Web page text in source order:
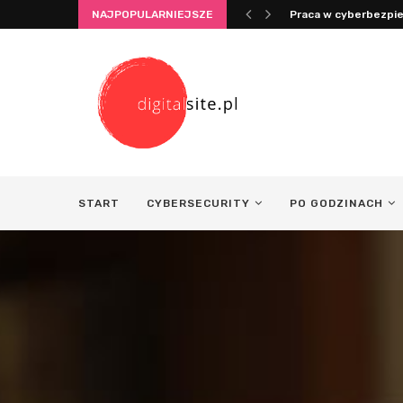
NAJPOPULARNIEJSZE Integracja życia i
START CYBERSECURITY PO GODZINACH